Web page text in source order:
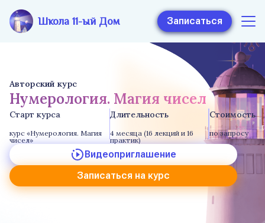
Школа 11-ый Дом Записаться
Авторский курс
Нумерология. Магия чисел
Старт курса
курс «Нумерология. Магия
чисел»
Длительность
4 месяца (16 лекций и 16
практик)
Стоимость
по запросу
Видеоприглашение
Записаться на курс